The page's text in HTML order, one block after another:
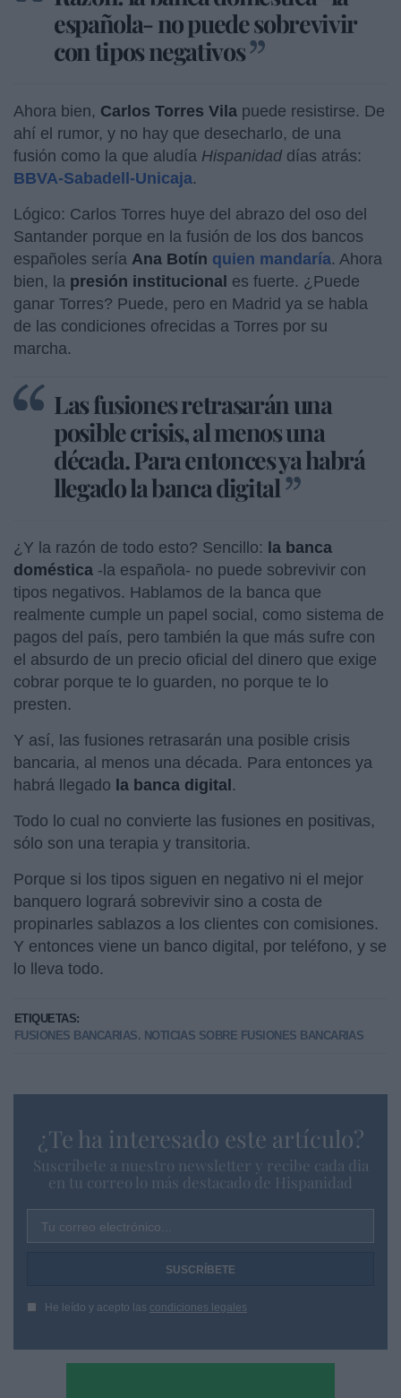
española- no puede sobrevivir
con tipos negativos
Ahora bien, Carlos Torres Vila puede resistirse. De
ahí el rumor, y no hay que desecharlo, de una
fusión como la que aludía Hispanidad días atrás:
BBVA-Sabadell-Unicaja.
Lógico: Carlos Torres huye del abrazo del oso del
Santander porque en la fusión de los dos bancos
españoles sería Ana Botín quien mandaría. Ahora
bien, la presión institucional es fuerte. ¿Puede
ganar Torres? Puede, pero en Madrid ya se habla
de las condiciones ofrecidas a Torres por su
marcha.
Las fusiones retrasarán una
posible crisis, al menos una
década. Para entonces ya habrá
llegado la banca digital
¿Y la razón de todo esto? Sencillo: la banca
doméstica -la española- no puede sobrevivir con
tipos negativos. Hablamos de la banca que
realmente cumple un papel social, como sistema de
pagos del país, pero también la que más sufre con
el absurdo de un precio oficial del dinero que exige
cobrar porque te lo guarden, no porque te lo
presten.
Y así, las fusiones retrasarán una posible crisis
bancaria, al menos una década. Para entonces ya
habrá llegado la banca digital.
Todo lo cual no convierte las fusiones en positivas,
sólo son una terapia y transitoria.
Porque si los tipos siguen en negativo ni el mejor
banquero logrará sobrevivir sino a costa de
propinarles sablazos a los clientes con comisiones.
Y entonces viene un banco digital, por teléfono, y se
lo lleva todo.
ETIQUETAS:
FUSIONES BANCARIAS. NOTICIAS SOBRE FUSIONES BANCARIAS
¿Te ha interesado este artículo?
Suscríbete a nuestro newsletter y recibe cada dia
en tu correo lo más destacado de Hispanidad
Tu correo electrónico...
He leído y acepto las condiciones legales